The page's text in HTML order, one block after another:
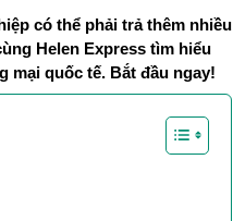
có thể phải trả thêm nhiều
Helen Express tìm hiểu
mại quốc tế. Bắt đầu ngay!